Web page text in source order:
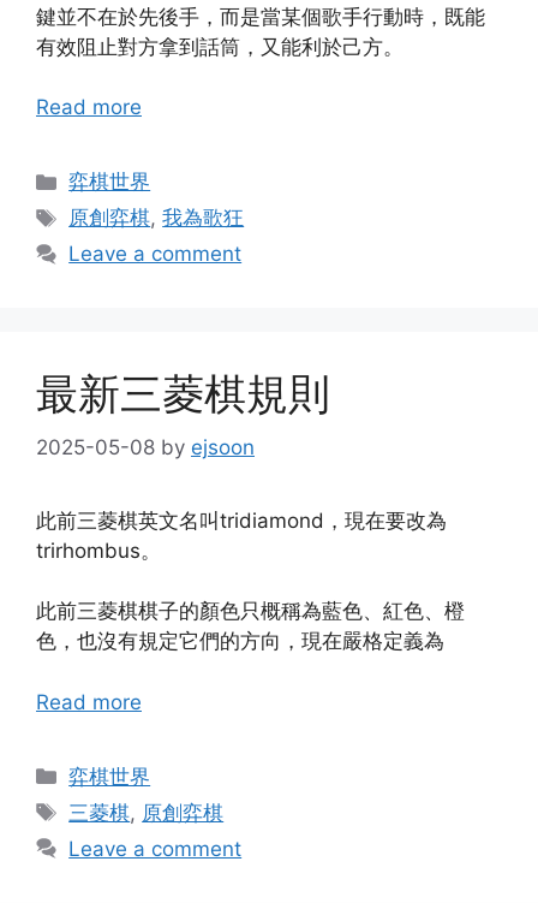
鍵並不在於先後手，而是當某個歌手行動時，既能
有效阻止對方拿到話筒，又能利於己方。
Read more
Categories
弈棋世界
Tags
原創弈棋,我為歌狂
Leave a comment
最新三菱棋規則
2025-05-08 by ejsoon
此前三菱棋英文名叫tridiamond，現在要改為
trirhombus。
此前三菱棋棋子的顏色只概稱為藍色、紅色、橙
色，也沒有規定它們的方向，現在嚴格定義為
Read more
Categories
弈棋世界
Tags
三菱棋, 原創弈棋
Leave a comment